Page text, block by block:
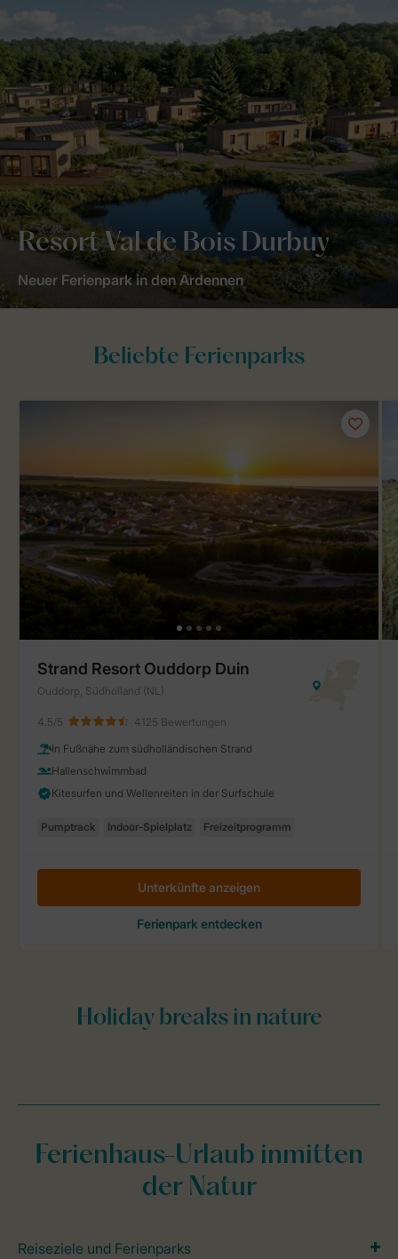
Resort Val de Bois Durbuy
Neuer Ferienpark in den Ardennen
Ferienhaus-Urlaub inmitten
der Natur
Reiseziele und Ferienparks